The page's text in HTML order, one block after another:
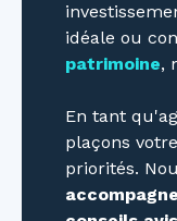
idéale ou
patrimoine,
En tant
plaçons
priorités.